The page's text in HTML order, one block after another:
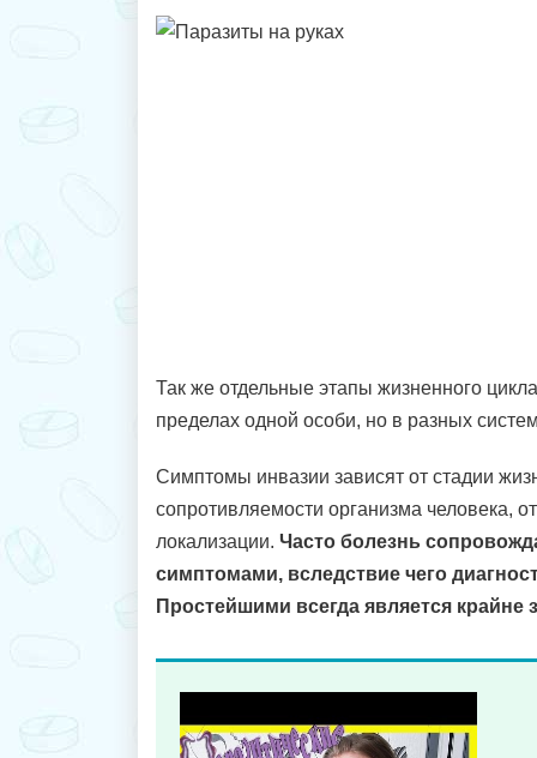
Так же отдельные этапы жизненного
пределах одной особи, но в разных
Симптомы инвазии зависят от стадии
сопротивляемости организма человека,
локализации. Часто болезнь
симптомами, вследствие чего
Простейшими всегда является крайне